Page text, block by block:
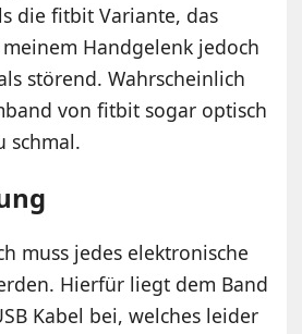
die fitbit Variante, das
Handgelenk jedoch
störend. Wahrscheinlich
von fitbit sogar optisch
schmal.
muss jedes elektronische
Hierfür liegt dem Band
Kabel bei, welches leider